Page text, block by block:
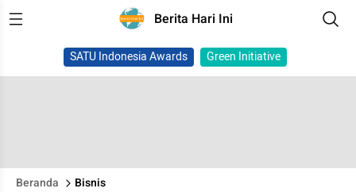
Berita Hari Ini
SATU Indonesia Awards Green Initiative
Beranda Bisnis